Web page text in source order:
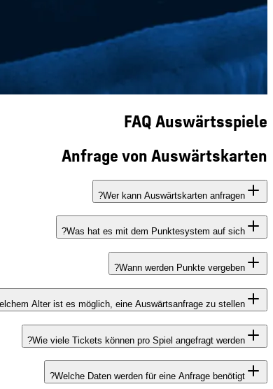
FAQ Auswärtsspiele
Anfrage von Auswärtskarten
Wer kann Auswärtskarten anfragen?
Was hat es mit dem Punktesystem auf sich?
Wann werden Punkte vergeben?
Alter ist es möglich, eine Auswärtsanfrage zu stellen?
Wie viele Tickets können pro Spiel angefragt werden?
Welche Daten werden für eine Anfrage benötigt?